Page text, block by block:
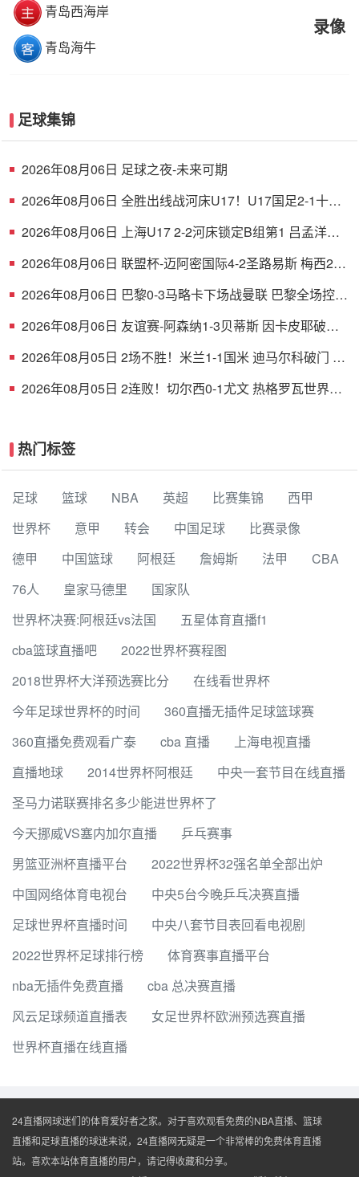
青岛西海岸
青岛海牛
录像
足球集锦
2026年08月06日 足球之夜-未来可期
2026年08月06日 全胜出线战河床U17！U17国足2-1十人
2026年08月06日 上海U17 2-2河床锁定B组第1 吕孟洋点
2026年08月06日 联盟杯-迈阿密国际4-2圣路易斯 梅西2射
2026年08月06日 巴黎0-3马略卡下场战曼联 巴黎全场控球
2026年08月06日 友谊赛-阿森纳1-3贝蒂斯 因卡皮耶破门
2026年08月05日 2场不胜！米兰1-1国米 迪马尔科破门 恩
2026年08月05日 2连败！切尔西0-1尤文 热格罗瓦世界波
热门标签
足球 篮球 NBA 英超 比赛集锦
西甲
世界杯
意甲 转会 中国足球
比赛录像
德甲
中国篮球 阿根廷 詹姆斯 法甲
CBA
76人
皇家马德里
国家队
世界杯决赛:阿根廷vs法国
五星体育直播f1
cba篮球直播吧
2022世界杯赛程图
2018世界杯大洋预选赛比分
在线看世界杯
今年足球世界杯的时间
360直播无插件足球篮球赛
360直播免费观看广泰
cba 直播
上海电视直播
直播地球
2014世界杯阿根廷
中央一套节目在线直播
圣马力诺联赛排名多少能进世界杯了
今天挪威VS塞内加尔直播
乒乓赛事
男篮亚洲杯直播平台
2022世界杯32强名单全部出炉
中国网络体育电视台
中央5台今晚乒乓决赛直播
足球世界杯直播时间
中央八套节目表回看电视剧
2022世界杯足球排行榜
体育赛事直播平台
nba无插件免费直播
cba 总决赛直播
风云足球频道直播表
女足世界杯欧洲预选赛直播
世界杯直播在线直播
24直播网球迷们的体育爱好者之家。对于喜欢观看免费的NBA直播、篮球
直播和足球直播的球迷来说，24直播网无疑是一个非常棒的免费体育直播
站。喜欢本站体育直播的用户，请记得收藏和分享。